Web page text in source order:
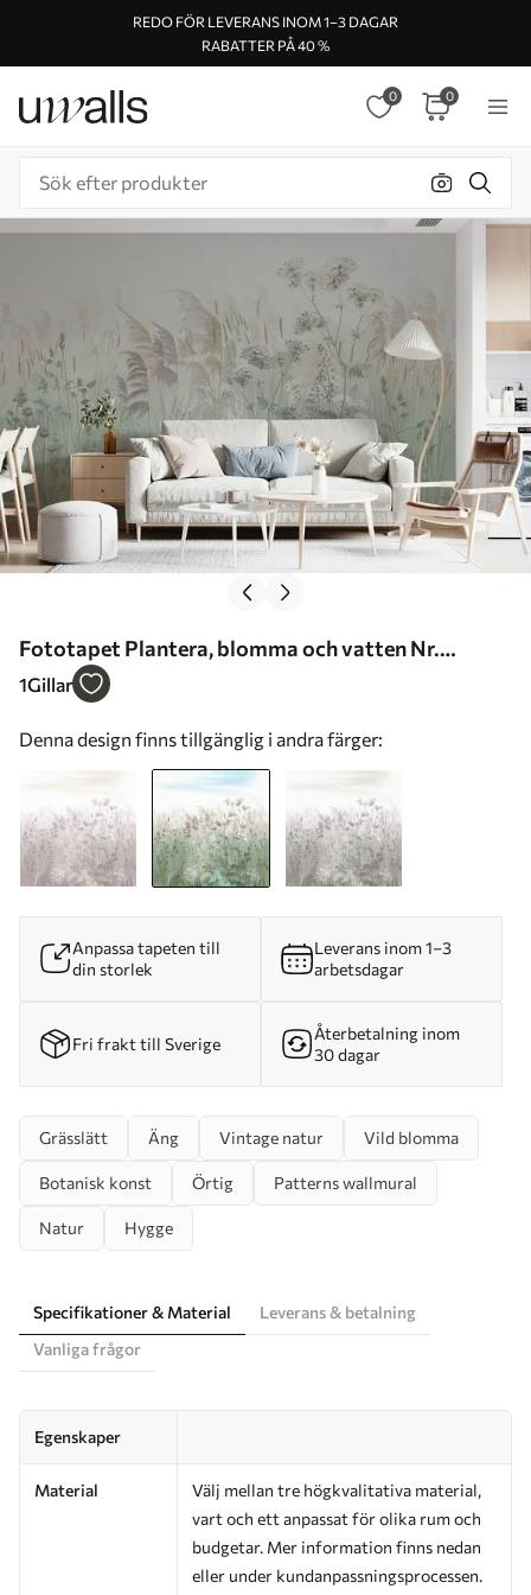
REDO FÖR LEVERANS INOM 1–3 DAGAR
RABATTER PÅ 40 %
0 0
Fototapet Plantera, blomma och vatten Nr.
u00104v1
1Gillar
Denna design finns tillgänglig i andra färger:
Anpassa tapeten till
din storlek
Leverans inom 1–3
arbetsdagar
Fri frakt till Sverige
Återbetalning inom
30 dagar
Grässlätt Äng Vintage natur Vild blomma
Botanisk konst Örtig Patterns wallmural
Natur Hygge
Specifikationer & Material
Leverans & betalning
Vanliga frågor
Egenskaper
Material
Välj mellan tre högkvalitativa material,
vart och ett anpassat för olika rum och
budgetar. Mer information finns nedan
eller under kundanpassningsprocessen.